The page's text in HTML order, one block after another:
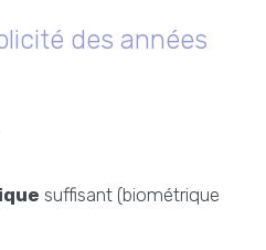
des années
suffisant (biométrique